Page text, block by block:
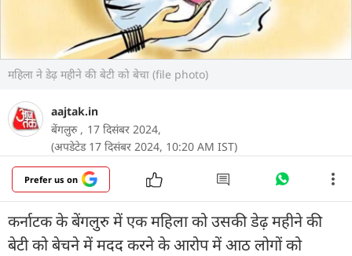
महिला ने डेढ़ महीने की बेटी को बेचा (file photo)
aajtak.in
बेंगलुरु , 17 दिसंबर 2024,
(अपडेटेड 17 दिसंबर 2024, 10:20 AM IST)
Prefer us on
कर्नाटक के बेंगलुरु में एक महिला को उसकी डेढ़ महीने की
बेटी को बेचने में मदद करने के आरोप में आठ लोगों को